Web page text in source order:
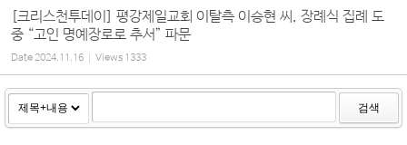
[크리스천투데이] 평강제일교회 이탈측 이승현 씨, 장례식 집례 도
중 “고인 명예장로로 추서” 파문
Date2024.11.16 Views 1333
검색